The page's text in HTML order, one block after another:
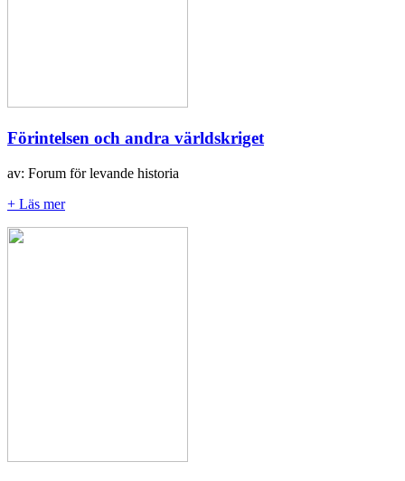
Förintelsen och andra världskriget
av: Forum för levande historia
+ Läs mer